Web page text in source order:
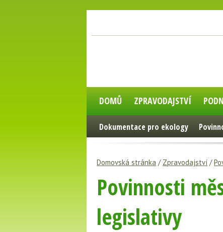
DOMŮ ZPRAVODAJSTVÍ
Dokumentace pro ekology
Domovská stránka / Zpravodajství /
Povinnosti
legislativy